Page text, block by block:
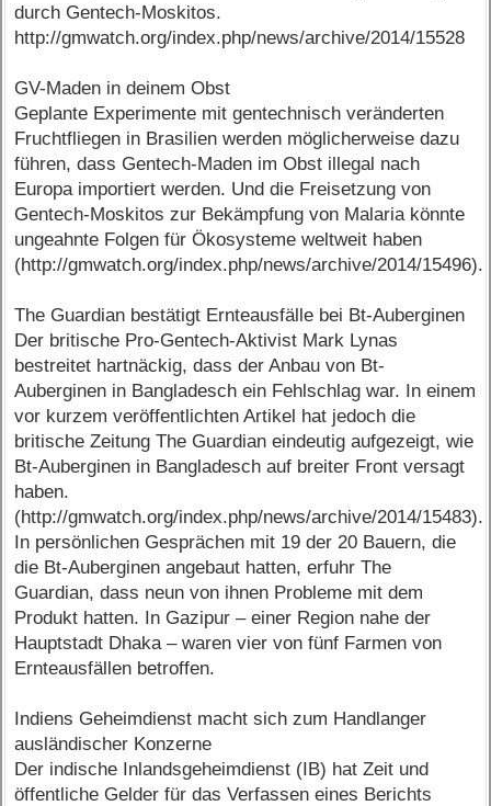
durch Gentech-Moskitos.
http://gmwatch.org/index.php/news/archive/2014/15528
GV-Maden in deinem Obst
Geplante Experimente mit gentechnisch veränderten
Fruchtfliegen in Brasilien werden möglicherweise dazu
führen, dass Gentech-Maden im Obst illegal nach
Europa importiert werden. Und die Freisetzung von
Gentech-Moskitos zur Bekämpfung von Malaria könnte
ungeahnte Folgen für Ökosysteme weltweit haben
(http://gmwatch.org/index.php/news/archive/2014/15496).
The Guardian bestätigt Ernteausfälle bei Bt-Auberginen
Der britische Pro-Gentech-Aktivist Mark Lynas
bestreitet hartnäckig, dass der Anbau von Bt-
Auberginen in Bangladesch ein Fehlschlag war. In einem
vor kurzem veröffentlichten Artikel hat jedoch die
britische Zeitung The Guardian eindeutig aufgezeigt, wie
Bt-Auberginen in Bangladesch auf breiter Front versagt
haben.
(http://gmwatch.org/index.php/news/archive/2014/15483).
In persönlichen Gesprächen mit 19 der 20 Bauern, die
die Bt-Auberginen angebaut hatten, erfuhr The
Guardian, dass neun von ihnen Probleme mit dem
Produkt hatten. In Gazipur – einer Region nahe der
Hauptstadt Dhaka – waren vier von fünf Farmen von
Ernteausfällen betroffen.
Indiens Geheimdienst macht sich zum Handlanger
ausländischer Konzerne
Der indische Inlandsgeheimdienst (IB) hat Zeit und
öffentliche Gelder für das Verfassen eines Berichts